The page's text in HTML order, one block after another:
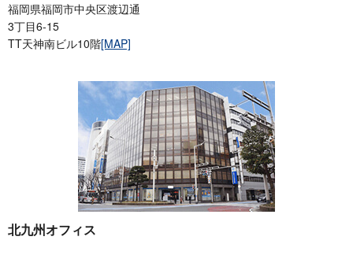
福岡県福岡市中央区渡辺通
3丁目6-15
TT天神南ビル10階[MAP]
北九州オフィス